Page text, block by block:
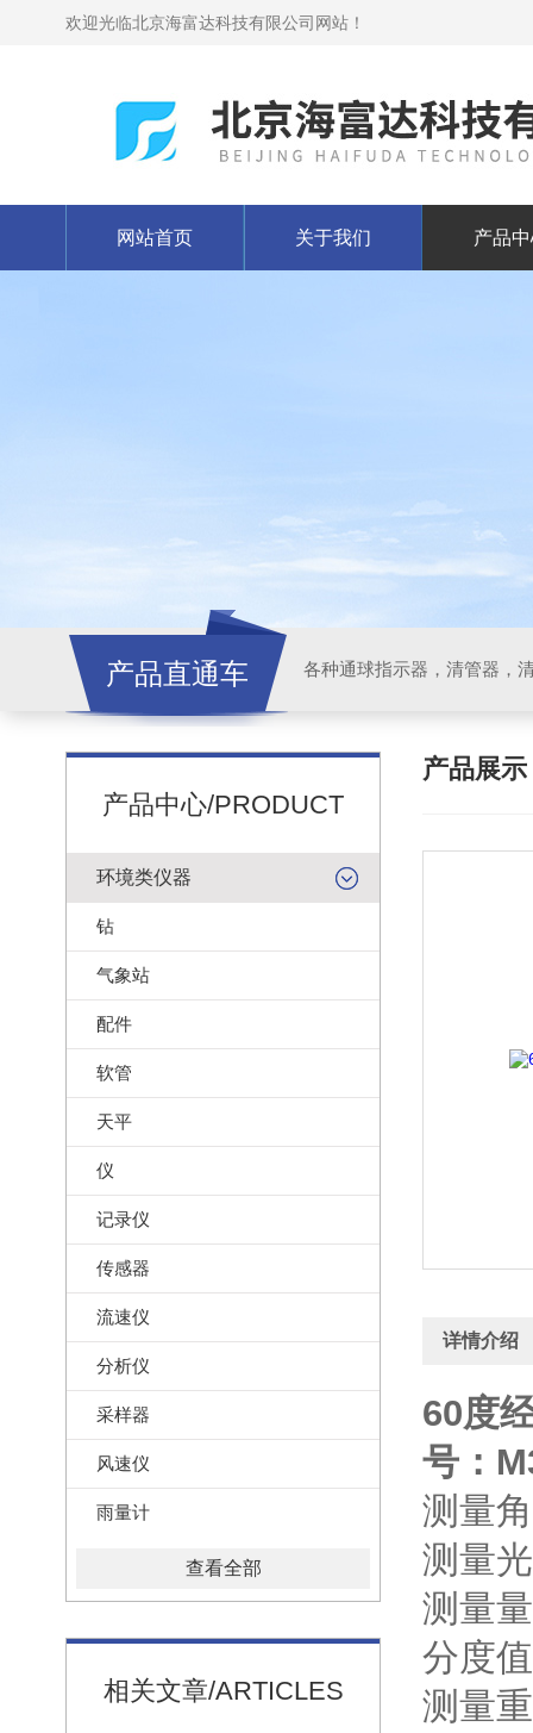
欢迎光临北京海富达科技有限公司网站！
网站首页 关于我们 产品
产品直通车 各种通球指示器，清管器，
产品中心/PRODUCT
环境类仪器
钻
气象站
配件
软管
天平
仪
记录仪
传感器
流速仪
分析仪
采样器
风速仪
雨量计
查看全部
相关文章/ARTICLES
产品展示
详情介绍
60度
号：
测量
测量
测量
分度
测量